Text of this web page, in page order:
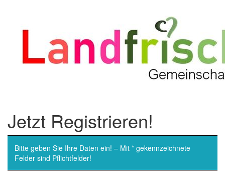
Jetzt Registrieren!
Bitte geben Sie Ihre Daten ein! – Mit * gekennzeichnete
Felder sind Pflichtfelder!